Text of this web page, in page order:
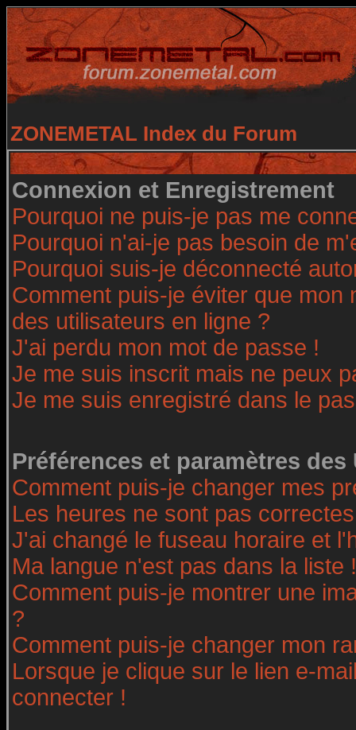
ZONEMETAL Index du Forum
Connexion et Enregistrement
Pourquoi ne puis-je pas me
Pourquoi n'ai-je pas besoin de
Pourquoi suis-je déconnecté
Comment puis-je éviter que
des utilisateurs en ligne ?
J'ai perdu mon mot de passe !
Je me suis inscrit mais ne peux
Je me suis enregistré dans le
Préférences et paramètres
Comment puis-je changer mes
Les heures ne sont pas
J'ai changé le fuseau horaire et
Ma langue n'est pas dans la liste !
Comment puis-je montrer une
?
Comment puis-je changer mon
Lorsque je clique sur le lien e-
connecter !